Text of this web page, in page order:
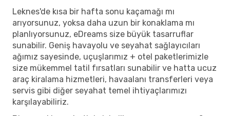
Leknes'de kısa bir hafta sonu kaçamağı mı
arıyorsunuz, yoksa daha uzun bir konaklama mı
planlıyorsunuz, eDreams size büyük tasarruflar
sunabilir. Geniş havayolu ve seyahat sağlayıcıları
ağımız sayesinde, uçuşlarımız + otel paketlerimizle
size mükemmel tatil fırsatları sunabilir ve hatta ucuz
araç kiralama hizmetleri, havaalanı transferleri veya
servis gibi diğer seyahat temel ihtiyaçlarımızı
karşılayabiliriz.